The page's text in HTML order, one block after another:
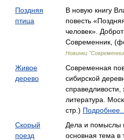
Поздняя
птица
В новую книгу
повесть
человек».
Современник,
Новинки
Живое
дерево
Современная
сибирской
литература.
стр.) Подробнее...
Скорый
поезд
Дела и помыслы
основная тема в